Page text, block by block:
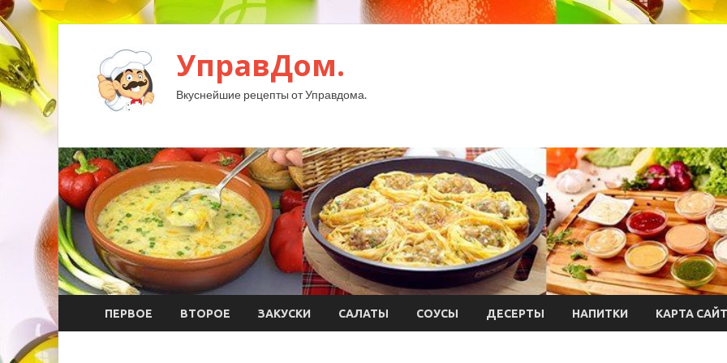
УправДом.
Вкуснейшие рецепты от Управдома.
ПЕРВОЕ ВТОРОЕ ЗАКУСКИ САЛАТЫ СОУСЫ ДЕСЕРТЫ НАПИТКИ КАРТА